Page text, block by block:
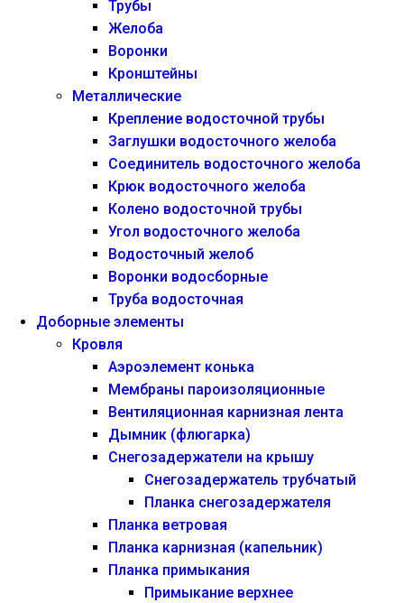
Трубы
Желоба
Воронки
Кронштейны
Металлические
Крепление водосточной трубы
Заглушки водосточного желоба
Соединитель водосточного желоба
Крюк водосточного желоба
Колено водосточной трубы
Угол водосточного желоба
Водосточный желоб
Воронки водосборные
Труба водосточная
Доборные элементы
Кровля
Аэроэлемент конька
Мембраны пароизоляционные
Вентиляционная карнизная лента
Дымник (флюгарка)
Снегозадержатели на крышу
Снегозадержатель трубчатый
Планка снегозадержателя
Планка ветровая
Планка карнизная (капельник)
Планка примыкания
Примыкание верхнее